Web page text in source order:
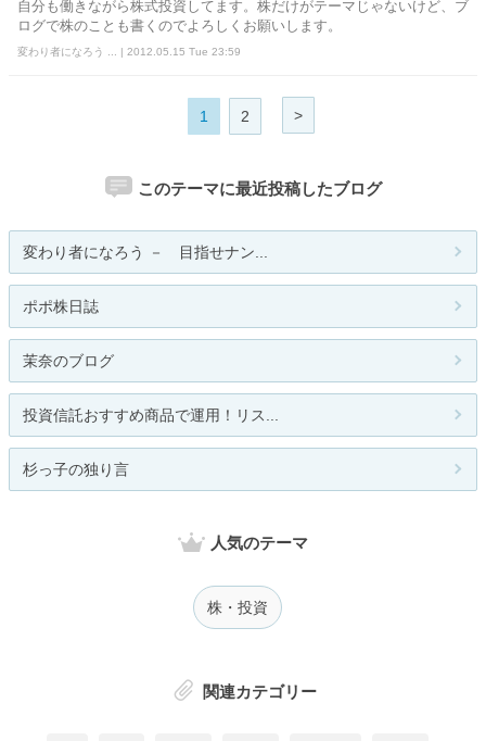
自分も働きながら株式投資してます。株だけがテーマじゃないけど、ブ
ログで株のことも書くのでよろしくお願いします。
変わり者になろう ... | 2012.05.15 Tue 23:59
1 2 >
このテーマに最近投稿したブログ
変わり者になろう － 目指せナン...
ポポ株日誌
茉奈のブログ
投資信託おすすめ商品で運用！リス...
杉っ子の独り言
人気のテーマ
株・投資
関連カテゴリー